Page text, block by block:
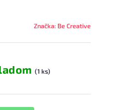
Značka: Be Creative
(1 ks)